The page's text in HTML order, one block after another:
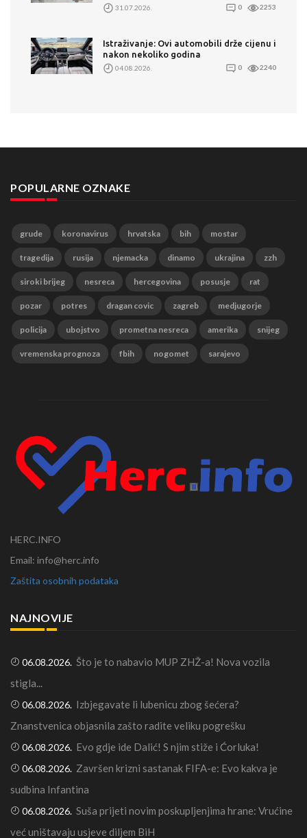
31.07.2026. 0 2253
Istraživanje: Ovi automobili drže cijenu i
nakon nekoliko godina
04.08.2026. 0 2240
POPULARNE OZNAKE
grude koronavirus hrvatska bih mostar
tragedija rusija njemacka dinamo ukrajina zzh
siroki brijeg nesreca hercegovina posusje rat
pozar potres dragan covic zagreb medjugorje
policija ubojstvo prometna nesreca amerika snijeg
vremenska prognoza fbih nogomet sarajevo
HERC.INFO
Email: info@herc.info
Zaštita osobnih podataka
NAJNOVIJE
06.08.2026. Što je to nabavio MUP ZHŽ-a! Nova vozila
stigla...
06.08.2026. Izbjegavate li lubenicu zbog šećera?
Znanstvenica objasnila zašto radite veliku pogrešku
06.08.2026. Evo gdje ide Dalić! S njim stiže i Ćorluka!
06.08.2026. Završen krizni sastanak FIFA-e: Evo kakva je
sudbina Infantina
06.08.2026. Suša prijeti novim poskupljenjima hrane: Vrućine
već uništavaju usjeve diljem BiH